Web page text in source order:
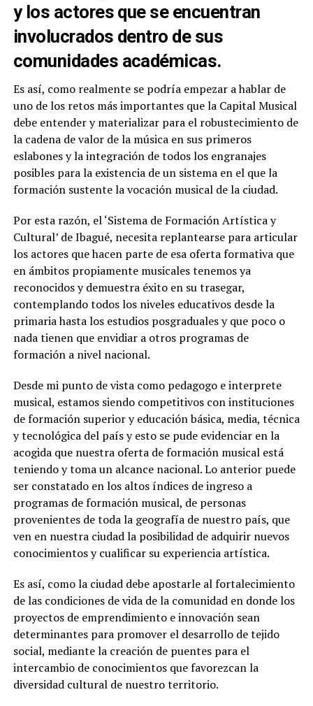
y los actores que se encuentran
involucrados dentro de sus
comunidades académicas.
Es así, como realmente se podría empezar a hablar de
uno de los retos más importantes que la Capital Musical
debe entender y materializar para el robustecimiento de
la cadena de valor de la música en sus primeros
eslabones y la integración de todos los engranajes
posibles para la existencia de un sistema en el que la
formación sustente la vocación musical de la ciudad.
Por esta razón, el ‘Sistema de Formación Artística y
Cultural’ de Ibagué, necesita replantearse para articular
los actores que hacen parte de esa oferta formativa que
en ámbitos propiamente musicales tenemos ya
reconocidos y demuestra éxito en su trasegar,
contemplando todos los niveles educativos desde la
primaria hasta los estudios posgraduales y que poco o
nada tienen que envidiar a otros programas de
formación a nivel nacional.
Desde mi punto de vista como pedagogo e interprete
musical, estamos siendo competitivos con instituciones
de formación superior y educación básica, media, técnica
y tecnológica del país y esto se pude evidenciar en la
acogida que nuestra oferta de formación musical está
teniendo y toma un alcance nacional. Lo anterior puede
ser constatado en los altos índices de ingreso a
programas de formación musical, de personas
provenientes de toda la geografía de nuestro país, que
ven en nuestra ciudad la posibilidad de adquirir nuevos
conocimientos y cualificar su experiencia artística.
Es así, como la ciudad debe apostarle al fortalecimiento
de las condiciones de vida de la comunidad en donde los
proyectos de emprendimiento e innovación sean
determinantes para promover el desarrollo de tejido
social, mediante la creación de puentes para el
intercambio de conocimientos que favorezcan la
diversidad cultural de nuestro territorio.